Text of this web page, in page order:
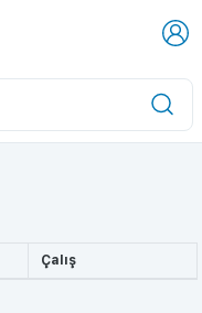
Çalış